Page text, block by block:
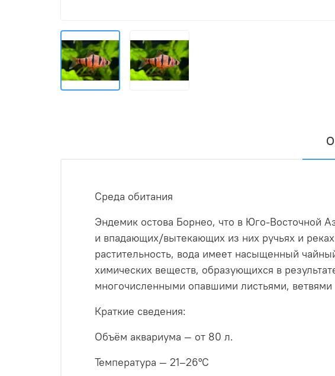
Среда обитания
Эндемик остова Борнео, что в Юго-Восточной
и впадающих/вытекающих из них ручьях и
растительность, вода имеет насыщенный
химических веществ, образующихся в
многочисленными опавшими листьями,
Краткие сведения:
Объём аквариума — от 80 л.
Температура — 21–26°C